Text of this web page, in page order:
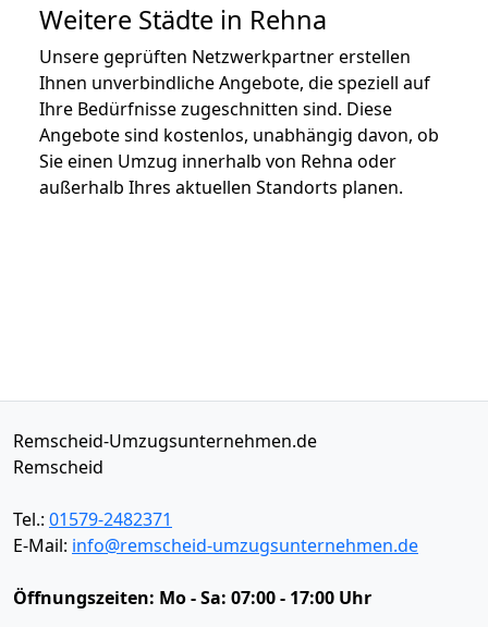
Weitere Städte in Rehna
Unsere geprüften Netzwerkpartner erstellen
Ihnen unverbindliche Angebote, die speziell auf
Ihre Bedürfnisse zugeschnitten sind. Diese
Angebote sind kostenlos, unabhängig davon, ob
Sie einen Umzug innerhalb von Rehna oder
außerhalb Ihres aktuellen Standorts planen.
Remscheid-Umzugsunternehmen.de
Remscheid
Tel.: 01579-2482371
E-Mail: info@remscheid-umzugsunternehmen.de
Öffnungszeiten: Mo - Sa: 07:00 - 17:00 Uhr